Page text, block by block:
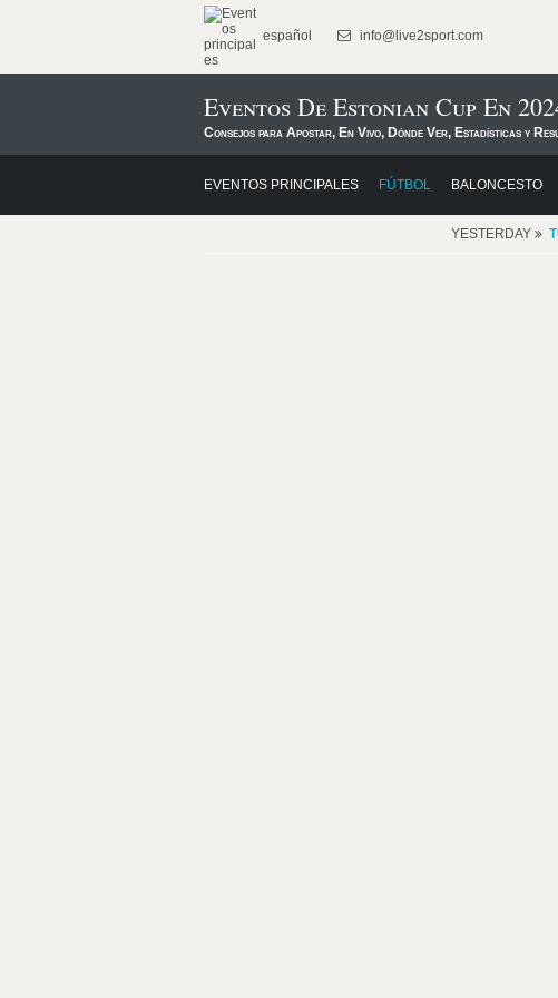
español info@live2sport.com
Eventos De Estonian Cup En
Consejos para Apostar, En Vivo, Dónde Ver, Estadísticas y
EVENTOS PRINCIPALES FÚTBOL BALONCESTO
YESTERDAY